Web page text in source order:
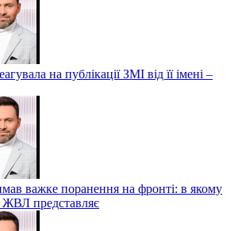
на публікації ЗМІ від її імені –
важке поранення на фронті: в якому
ЖВЛ представляє